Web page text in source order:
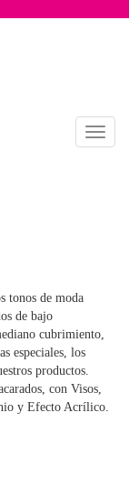
Toggle
tonos de moda
de bajo
cubrimiento,
especiales, los
productos.
con Visos,
y Efecto Acrílico.